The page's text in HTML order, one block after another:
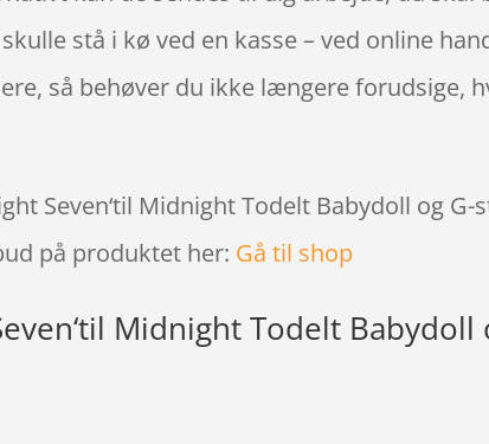
stå i kø ved en kasse – ved online
så behøver du ikke længere forudsige,
Seven‘til Midnight Todelt Babydoll og G-
på produktet her: Gå til shop
Midnight Todelt Babydoll